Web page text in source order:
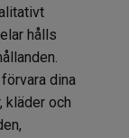
hålls
dina
kläder och